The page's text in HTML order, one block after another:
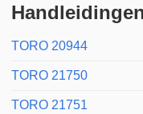
TORO 20944
TORO 21750
TORO 21751